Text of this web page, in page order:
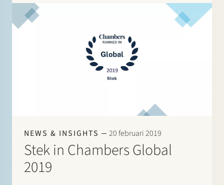
Project Finance: Herman Wamelink; Corporate/M&A
Mid-Market: Eelco Bijkerk, Maarten van der…
NEWS & INSIGHTS 20 februari 2019
Stek in Chambers Global
2019